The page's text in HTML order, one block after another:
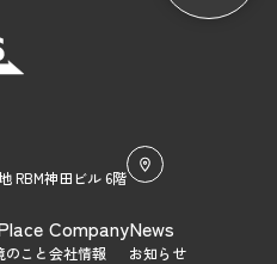
RBM神田ビル 6階
CompanyNews